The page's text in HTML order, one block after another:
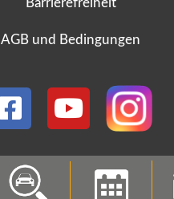
Barrierefreiheit
AGB und Bedingungen